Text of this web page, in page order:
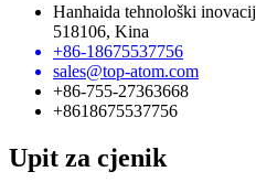
Hanhaida tehnološki
518106, Kina
+86-18675537756
sales@top-atom.com
+86-755-27363668
+8618675537756
Upit za cjenik